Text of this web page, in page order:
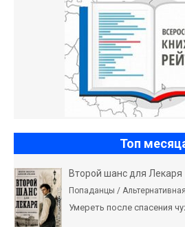
Топ
Второй шанс для Лекаря
Попаданцы /
Умереть после спасения